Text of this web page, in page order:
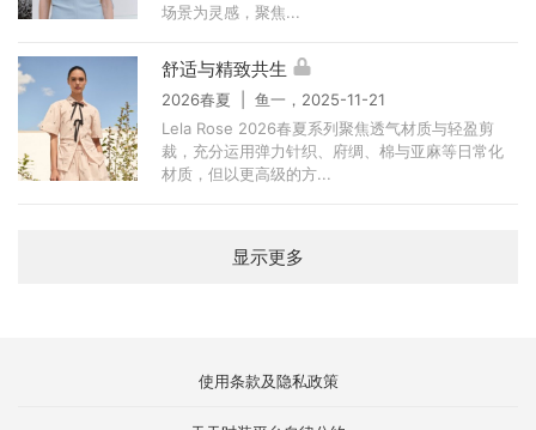
场景为灵感，聚焦...
舒适与精致共生
2026春夏 | 鱼一，2025-11-21
Lela Rose 2026春夏系列聚焦透气材质与轻盈剪
裁，充分运用弹力针织、府绸、棉与亚麻等日常化
材质，但以更高级的方...
显示更多
使用条款及隐私政策